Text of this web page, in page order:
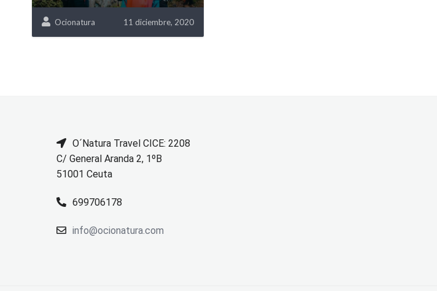
Ocionatura 11 diciembre, 2020
O´Natura Travel CICE: 2208
C/ General Aranda 2, 1ºB
51001 Ceuta
699706178
info@ocionatura.com